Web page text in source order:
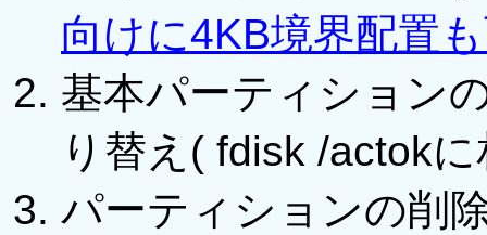
向けに4KB境界配置
基本パーティション
り替え( fdisk /actok
パーティションの削